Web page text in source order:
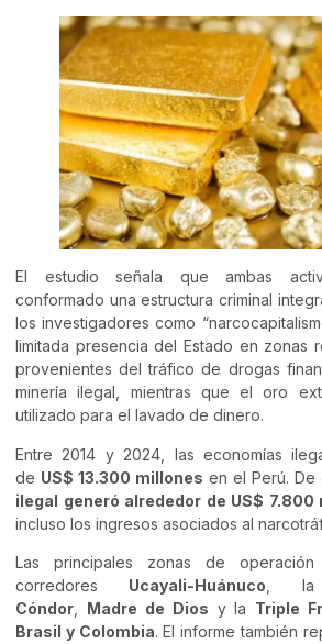
El estudio señala que ambas
conformado una estructura criminal
los investigadores como
limitada presencia del Estado en zonas
provenientes del tráfico de drogas
minería ilegal, mientras que el oro
utilizado para el lavado de dinero.
Entre 2014 y 2024, las economías
de US$ 13.300 millones en el Perú. De
ilegal generó alrededor de US$ 7.800
incluso los ingresos asociados al
Las principales zonas de
corredores Ucayali-Huánuco ,
Cóndor
Madre de Dios y la Triple
Brasil y Colombia. El informe también